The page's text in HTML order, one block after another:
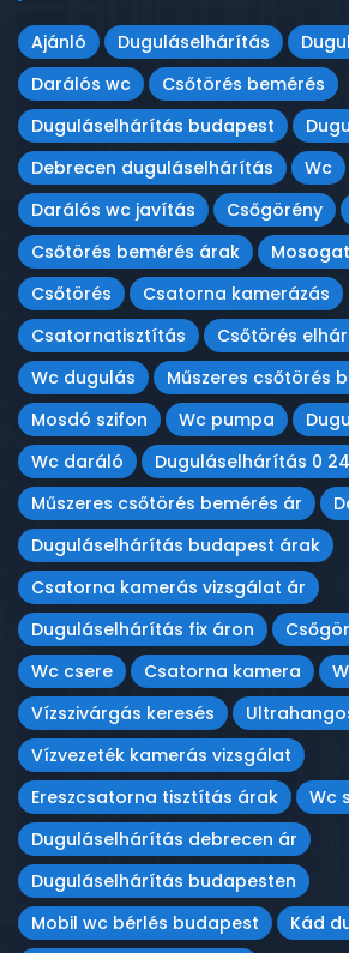
Ajánló Duguláselhárítás
Darálós wc
Csőtörés bemérés
Duguláselhárítás budapest
Debrecen duguláselhárítás
Wc
Darálós wc javítás
Csőgörény
Csőtörés bemérés árak
Csőtörés
Csatorna kamerázás
Csatornatisztítás
Csőtörés
Wc dugulás
Műszeres csőtörés
Mosdó szifon
Wc pumpa
Wc daráló
Duguláselhárítás 0 24
Műszeres csőtörés bemérés ár
Duguláselhárítás budapest árak
Csatorna kamerás vizsgálat ár
Duguláselhárítás fix áron
Wc csere
Csatorna kamera
Vízszivárgás keresés
Vízvezeték kamerás vizsgálat
Ereszcsatorna tisztítás árak
Wc
Duguláselhárítás debrecen ár
Duguláselhárítás budapesten
Mobil wc bérlés budapest
Kád